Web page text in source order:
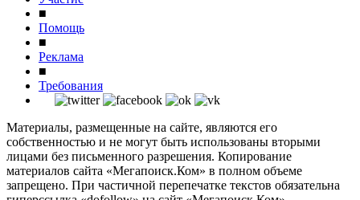
■
Помощь
■
Реклама
■
Требования
Материалы, размещенные на сайте, являются его
собственностью и не могут быть использованы вторыми
лицами без письменного разрешения. Копирование
материалов сайта «Мегапоиск.Ком» в полном объеме
запрещено. При частичной перепечатке текстов обязательна